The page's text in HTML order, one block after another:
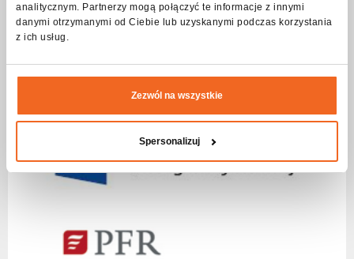
analitycznym. Partnerzy mogą połączyć te informacje z innymi
danymi otrzymanymi od Ciebie lub uzyskanymi podczas korzystania
z ich usług.
Zezwól na wszystkie
Spersonalizuj